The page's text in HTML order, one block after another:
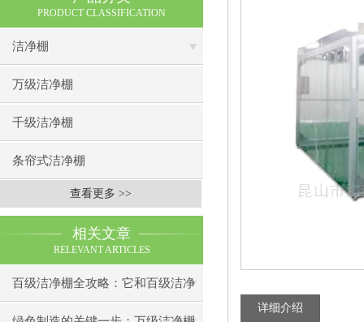
PRODUCT CLASSIFICATION
洁净棚
万级洁净棚
千级洁净棚
条帘式洁净棚
查看更多 >>
相关文章
RELEVANT ARTICLES
百级洁净棚全攻略：它和百级洁净
详细介绍